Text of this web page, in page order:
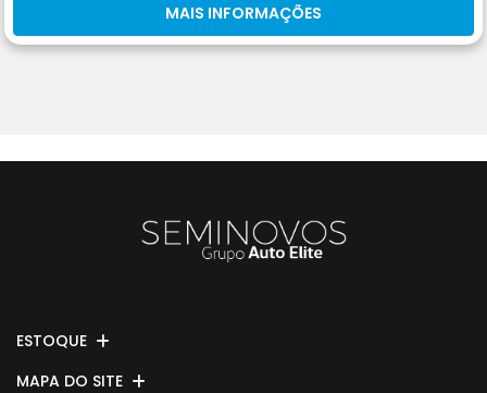
MAIS INFORMAÇÕES
ESTOQUE
MAPA DO SITE